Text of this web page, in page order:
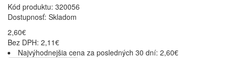
Kód produktu: 320056
Dostupnosť: Skladom
2,60€
Bez DPH: 2,11€
Najvýhodnejšia cena za posledných 30 dní: 2,60€